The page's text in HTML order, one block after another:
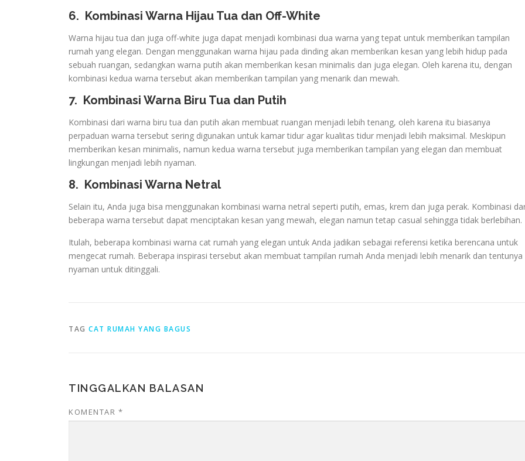
6. Kombinasi Warna Hijau Tua dan Off-White
Warna hijau tua dan juga off-white juga dapat menjadi kombinasi dua warna yang tepat untuk memberikan tampilan
rumah yang elegan. Dengan menggunakan warna hijau pada dinding akan memberikan kesan yang lebih hidup pada
sebuah ruangan, sedangkan warna putih akan memberikan kesan minimalis dan juga elegan. Oleh karena itu, dengan
kombinasi kedua warna tersebut akan memberikan tampilan yang menarik dan mewah.
7. Kombinasi Warna Biru Tua dan Putih
Kombinasi dari warna biru tua dan putih akan membuat ruangan menjadi lebih tenang, oleh karena itu biasanya
perpaduan warna tersebut sering digunakan untuk kamar tidur agar kualitas tidur menjadi lebih maksimal. Meskipun
memberikan kesan minimalis, namun kedua warna tersebut juga memberikan tampilan yang elegan dan membuat
lingkungan menjadi lebih nyaman.
8. Kombinasi Warna Netral
Selain itu, Anda juga bisa menggunakan kombinasi warna netral seperti putih, emas, krem dan juga perak. Kombinasi
beberapa warna tersebut dapat menciptakan kesan yang mewah, elegan namun tetap casual sehingga tidak berlebihan.
Itulah, beberapa kombinasi warna cat rumah yang elegan untuk Anda jadikan sebagai referensi ketika berencana untuk
mengecat rumah. Beberapa inspirasi tersebut akan membuat tampilan rumah Anda menjadi lebih menarik dan tentunya
nyaman untuk ditinggali.
TAG CAT RUMAH YANG BAGUS
TINGGALKAN BALASAN
KOMENTAR *